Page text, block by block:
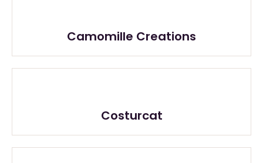
Camomille Creations
Costurcat